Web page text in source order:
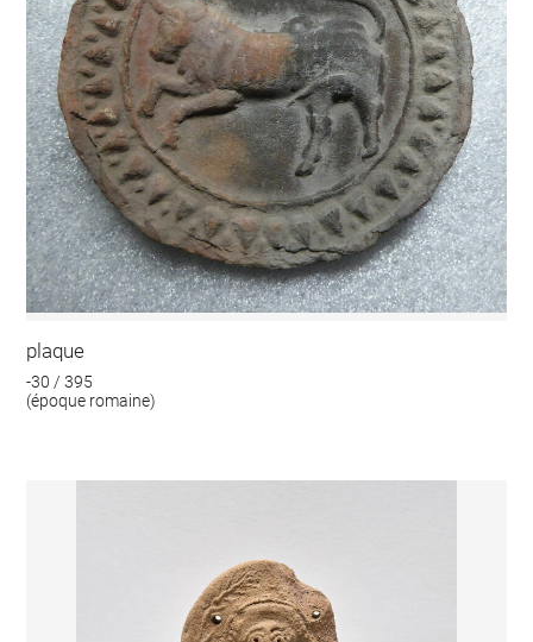
plaque
-30 / 395
(époque romaine)